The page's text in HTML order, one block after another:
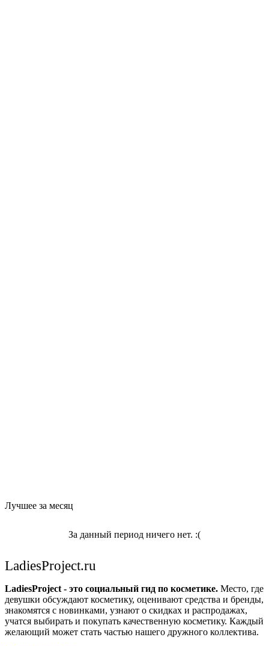
Лучшее за месяц
За данный период ничего нет. :(
LadiesProject.ru
LadiesProject - это социальный гид по косметике. Место, где
девушки обсуждают косметику, оценивают средства и бренды,
знакомятся с новинками, узнают о скидках и распродажах,
учатся выбирать и покупать качественную косметику. Каждый
желающий может стать частью нашего дружного коллектива.